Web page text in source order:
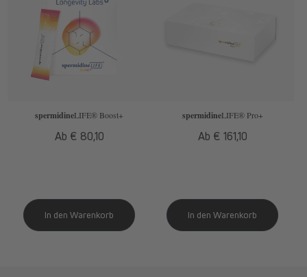
spermidineLIFE® Boost+
Normaler
Ab € 80,10
spermidineLIFE® Pro+
Normaler
Ab € 161,10